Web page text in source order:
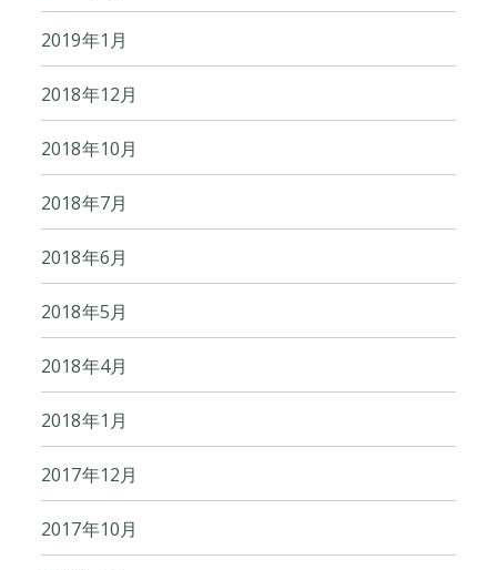
2019年1月
2018年12月
2018年10月
2018年7月
2018年6月
2018年5月
2018年4月
2018年1月
2017年12月
2017年10月